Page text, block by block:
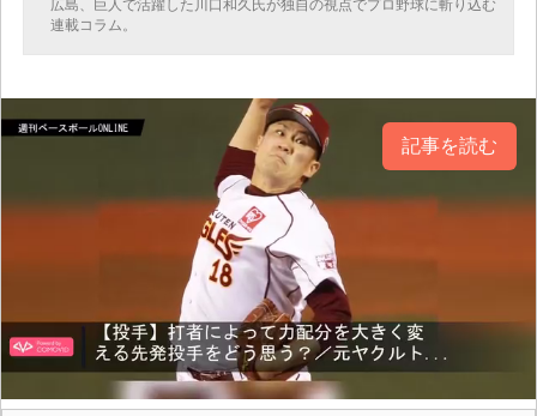
広島、巨人で活躍した川口和久氏が独自の視点でプロ野球に斬り込む
連載コラム。
記事を読む